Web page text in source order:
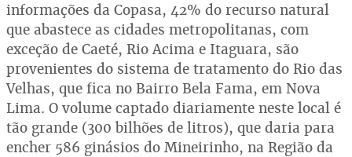
informações da Copasa, 42% do recurso natural
que abastece as cidades metropolitanas, com
exceção de Caeté, Rio Acima e Itaguara, são
provenientes do sistema de tratamento do Rio das
Velhas, que fica no Bairro Bela Fama, em Nova
Lima. O volume captado diariamente neste local é
tão grande (300 bilhões de litros), que daria para
encher 586 ginásios do Mineirinho, na Região da